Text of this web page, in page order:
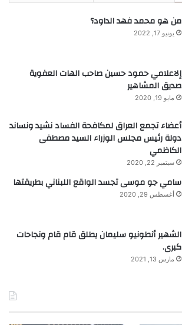
من هو محمد فهد الداود؟
يونيو 17, 2022
إلاعلامي حمود حسين صاحب الهات العفوية
صديق المشاهير
مايو 19, 2020
أعضاء تجمع العراق لمكافحة الفساد نشيد ونساند
دولة رئيس مجلس الوزراء السيد مصطفى
الكاظمي
سبتمبر 22, 2020
سامي جو موسى تجسد الواقع اللبناني بطريقتها
أغسطس 29, 2020
الشهير أنطونيو سليمان يطلق قام قام ونجاحات
كبرى.
مارس 13, 2021